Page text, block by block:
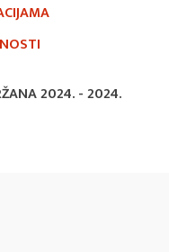
2024. -2024.